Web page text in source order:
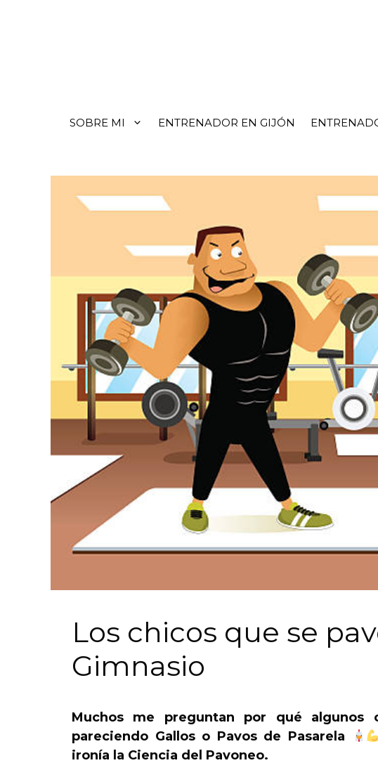
SOBRE MI ENTRENADOR EN GIJÓN
Los chicos que se
Gimnasio
Muchos me preguntan por qué algunos
pareciendo Gallos o Pavos de Pasarela
ironía la Ciencia del Pavoneo.